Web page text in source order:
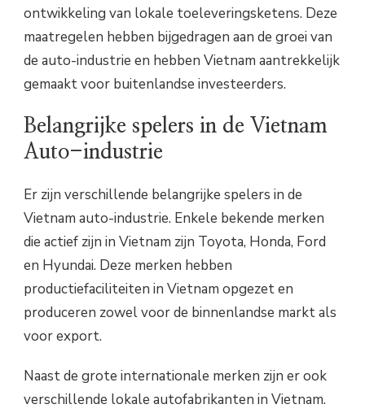
ontwikkeling van lokale toeleveringsketens. Deze
maatregelen hebben bijgedragen aan de groei van
de auto-industrie en hebben Vietnam aantrekkelijk
gemaakt voor buitenlandse investeerders.
Belangrijke spelers in de Vietnam
Auto-industrie
Er zijn verschillende belangrijke spelers in de
Vietnam auto-industrie. Enkele bekende merken
die actief zijn in Vietnam zijn Toyota, Honda, Ford
en Hyundai. Deze merken hebben
productiefaciliteiten in Vietnam opgezet en
produceren zowel voor de binnenlandse markt als
voor export.
Naast de grote internationale merken zijn er ook
verschillende lokale autofabrikanten in Vietnam.